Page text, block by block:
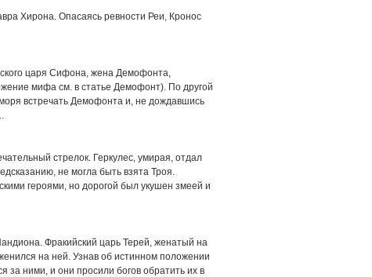
Хирона. Опасаясь ревности Реи, Кронос
царя Сифона, жена Демофонта,
мифа см. в статье Демофонт). По другой
встречать Демофонта и, не дождавшись
стрелок. Геркулес, умирая, отдал
не могла быть взята Троя.
героями, но дорогой был укушен змеей и
Фракийский царь Терей, женатый на
на ней. Узнав об истинном положении
за ними, и они просили богов обратить их в